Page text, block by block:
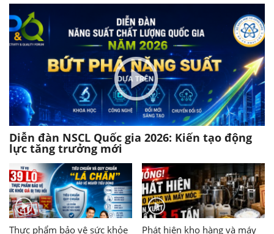
Diễn đàn NSCL Quốc gia 2026: Kiến tạo động
lực tăng trưởng mới
Thực phẩm bảo vệ sức khỏe
Phát hiện kho hàng và máy